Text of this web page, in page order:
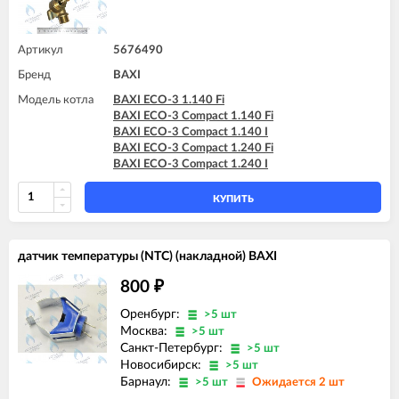
Артикул 5676490
Бренд BAXI
Модель котла
BAXI ECO-3 1.140 Fi
BAXI ECO-3 Compact 1.140 Fi
BAXI ECO-3 Compact 1.140 I
BAXI ECO-3 Compact 1.240 Fi
BAXI ECO-3 Compact 1.240 I
КУПИТЬ
датчик температуры (NTC) (накладной) BAXI
800 ₽
Оренбург: >5 шт
Москва: >5 шт
Санкт-Петербург: >5 шт
Новосибирск: >5 шт
Барнаул: >5 шт Ожидается 2 шт